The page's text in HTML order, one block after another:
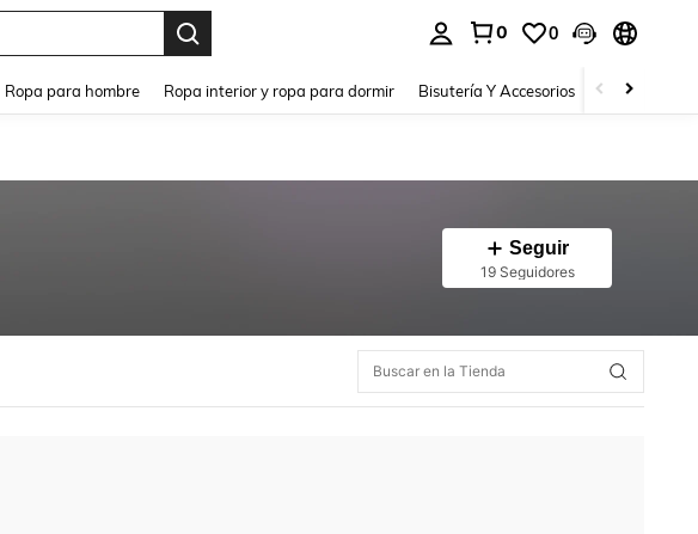
0 0
Ropa para hombre Ropa interior y ropa para dormir Bisutería Y Accesorios Zapatos
Seguir
19 Seguidores